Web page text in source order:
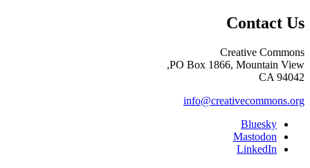
Contact Us
Creative Commons
PO Box 1866, Mountain View,
CA 94042
info@creativecommons.org
Bluesky
Mastodon
LinkedIn